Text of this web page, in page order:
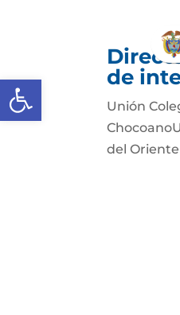
Abrir barra de herramientas
de
Unión
del